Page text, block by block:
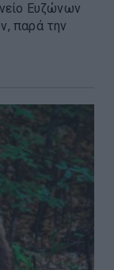
Ευζώνων
παρά την